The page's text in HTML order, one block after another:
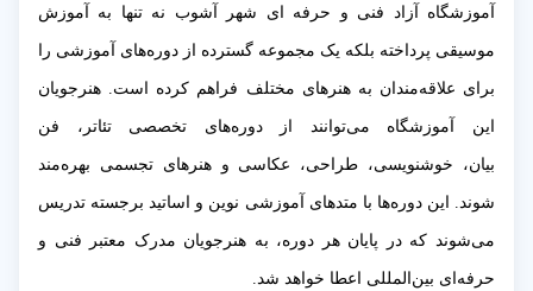
آموزشگاه آزاد فنی و حرفه ای شهر آشوب نه تنها به آموزش
موسیقی پرداخته بلکه یک مجموعه گسترده از دوره‌های آموزشی را
برای علاقه‌مندان به هنرهای مختلف فراهم کرده است. هنرجویان
این آموزشگاه می‌توانند از دوره‌های تخصصی تئاتر، فن
بیان، خوشنویسی، طراحی، عکاسی و هنرهای تجسمی بهره‌مند
شوند. این دوره‌ها با متدهای آموزشی نوین و اساتید برجسته تدریس
می‌شوند که در پایان هر دوره، به هنرجویان مدرک معتبر فنی و
حرفه‌ای بین‌المللی اعطا خواهد شد.